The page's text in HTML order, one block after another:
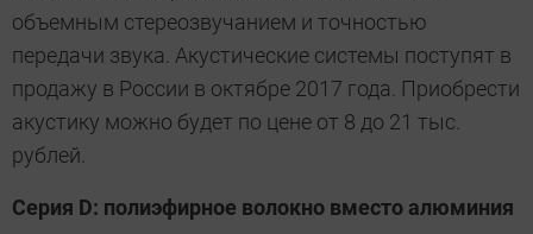
объемным стереозвучанием и точностью
передачи звука. Акустические системы поступят в
продажу в России в октябре 2017 года. Приобрести
акустику можно будет по цене от 8 до 21 тыс.
рублей.
Серия D: полиэфирное волокно вместо алюминия